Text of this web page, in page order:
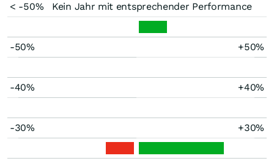
< -50%
Kein Jahr mit entsprechender Performance
-50% +50%
-40% +40%
-30% +30%